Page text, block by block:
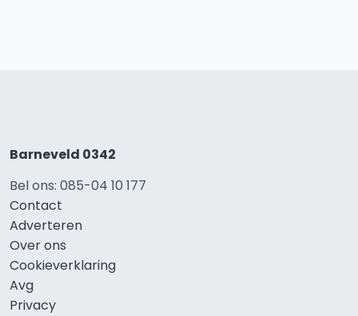
Barneveld 0342
Bel ons: 085-04 10 177
Contact
Adverteren
Over ons
Cookieverklaring
Avg
Privacy